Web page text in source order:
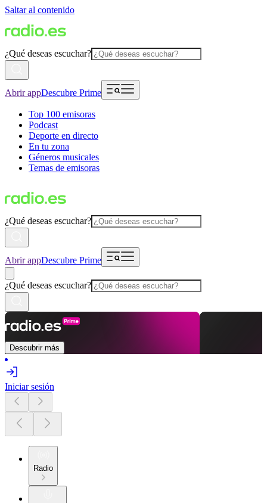
Saltar al contenido
¿Qué deseas escuchar?
Abrir appDescubre Prime
Top 100 emisoras
Podcast
Deporte en directo
En tu zona
Géneros musicales
Temas de emisoras
¿Qué deseas escuchar?
Abrir appDescubre Prime
¿Qué deseas escuchar?
Descubrir más
Iniciar sesión
Radio